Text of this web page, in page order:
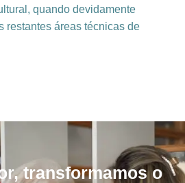
quando devidamente
restantes áreas técnicas de
transformamos o